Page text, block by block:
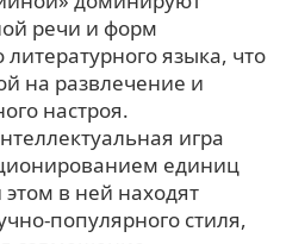
речи и форм
языка, что
на развлечение и
настроя.
игра
единиц
в ней находят
популярного стиля,